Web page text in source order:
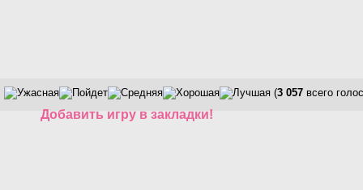
(3 057 всего
Добавить игру в закладки!